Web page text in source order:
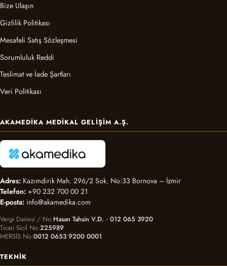
Bize Ulaşın
Gizlilik Politikası
Mesafeli Satış Sözleşmesi
Sorumluluk Reddi
Teslimat ve İade Şartları
Veri Politikası
AKAMEDIKA MEDIKAL GELIŞIM A.Ş.
Adres: Kazımdirik Mah. 296/2 Sok. No:33 Bornova – İzmir
Telefon: +90 232 700 00 21
E-posta: info@akamedika.com
Vergi Dairesi / No Hasan Tahsin V.D. · 012 065 3920
Ticari Sicil No 225989
MERSİS No 0012 0653 9200 0001
TEKNIK